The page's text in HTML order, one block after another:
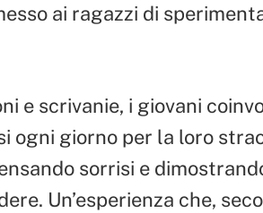
ai ragazzi di
e scrivanie, i giovani
ogni giorno per la loro
sorrisi e
Un’esperienza che,